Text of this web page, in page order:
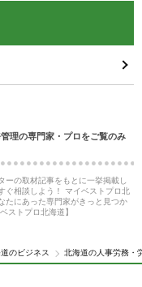
理の専門家・プロをご覧のみ
の取材記事をもとに一挙掲載し
ぐ相談しよう！ マイベストプロ北
たにあった専門家がきっと見つか
ストプロ北海道】
のビジネス 北海道の人事労務・